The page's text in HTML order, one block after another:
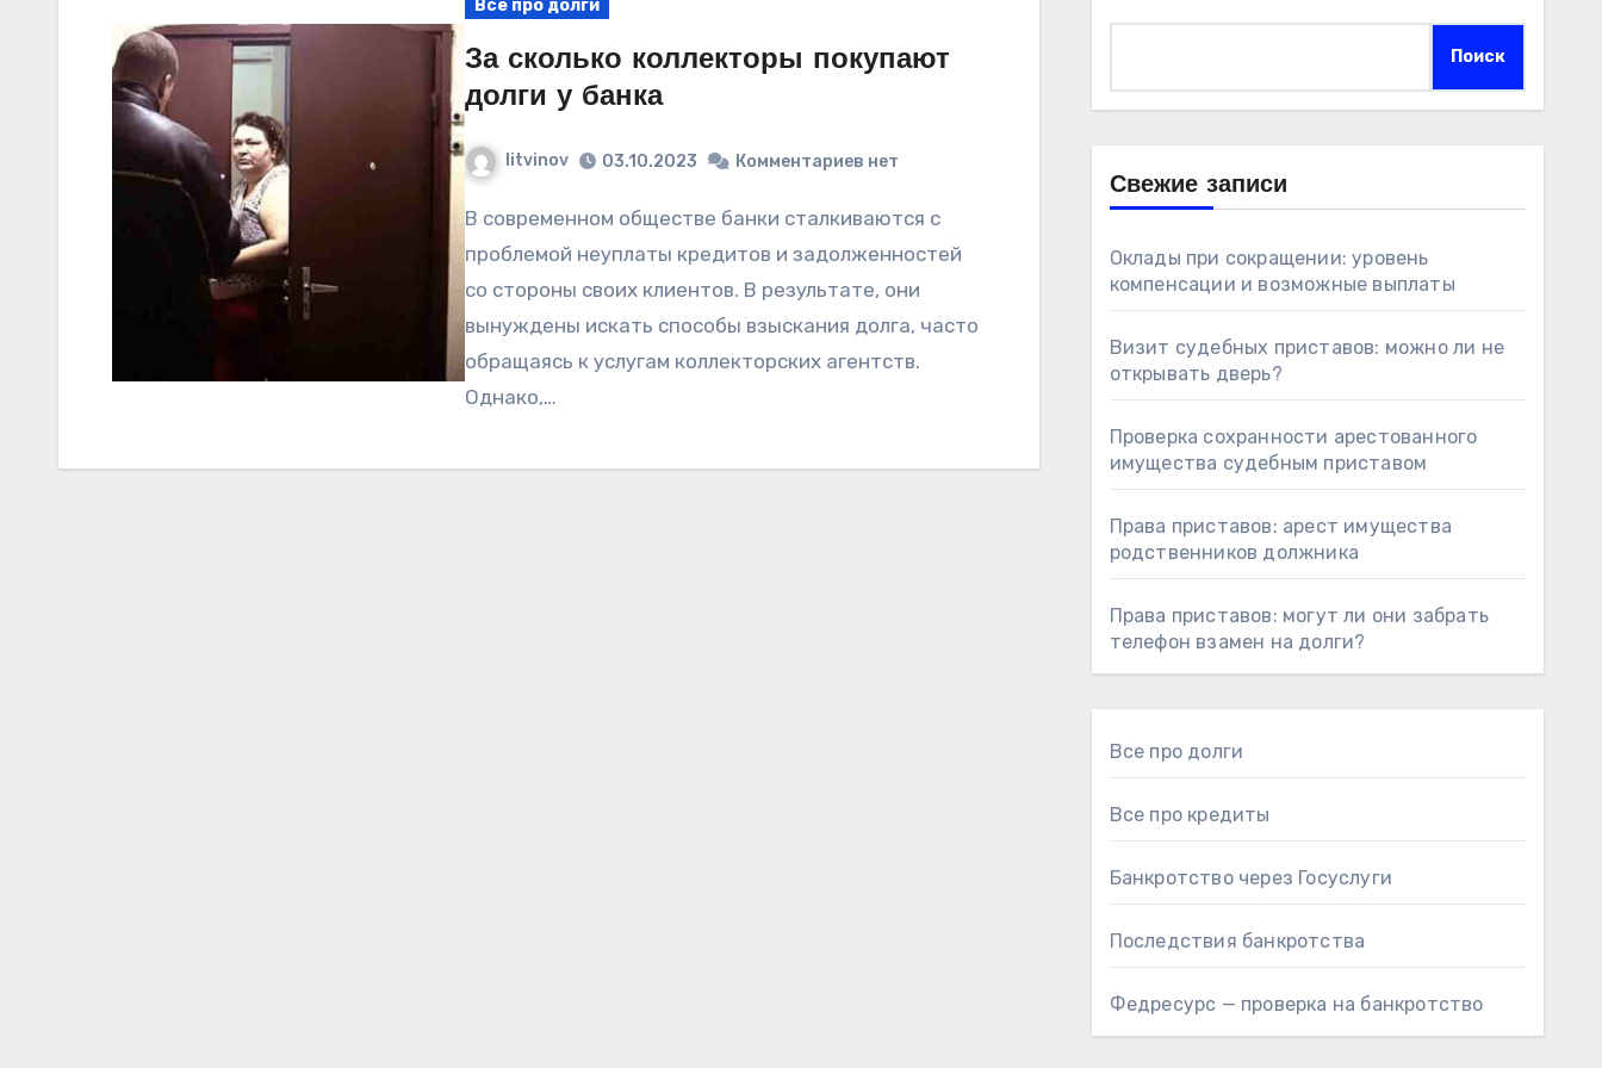
Все про долги
За сколько коллекторы покупают
долги у банка
litvinov 03.10.2023 Комментариев нет
В современном обществе банки сталкиваются с
проблемой неуплаты кредитов и задолженностей
со стороны своих клиентов. В результате, они
вынуждены искать способы взыскания долга, часто
обращаясь к услугам коллекторских агентств.
Однако,…
Поиск
Свежие записи
Оклады при сокращении: уровень
компенсации и возможные выплаты
Визит судебных приставов: можно ли не
открывать дверь?
Проверка сохранности арестованного
имущества судебным приставом
Права приставов: арест имущества
родственников должника
Права приставов: могут ли они забрать
телефон взамен на долги?
Все про долги
Все про кредиты
Банкротство через Госуслуги
Последствия банкротства
Федресурс — проверка на банкротство